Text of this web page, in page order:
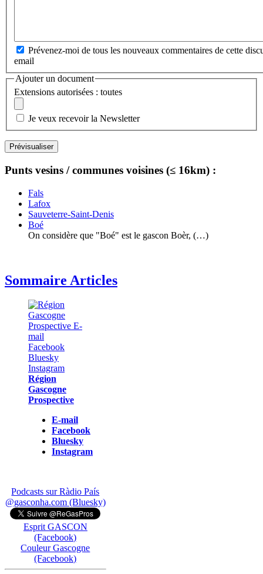
Prévenez-moi de tous les nouveaux commentaires de cette
email
Ajouter un document
Extensions autorisées : toutes
Je veux recevoir la Newsletter
Punts vesins / communes voisines (≤ 16km) :
Fals
Lafox
Sauveterre-Saint-Denis
Boé
On considère que "Boé" est le gascon Boèr, (…)
Sommaire Articles
Région
Gascogne
Prospective
E-mail
Facebook
Bluesky
Instagram
Podcasts sur Ràdio País
@gasconha.com (Bluesky)
Esprit GASCON
(Facebook)
Couleur Gascogne
(Facebook)